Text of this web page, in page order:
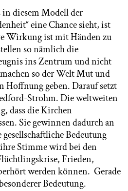
in diesem Modell der
eine Chance sieht, ist
Wirkung ist mit Händen zu
so nämlich die
ins Zentrum und nicht
so der Welt Mut und
Hoffnung geben. Darauf setzt
Strohm. Die weltweiten
dass die Kirchen
Sie gewinnen dadurch an
Bedeutung
Stimme wird bei den
Frieden,
werden können. Gerade
Bedeutung.